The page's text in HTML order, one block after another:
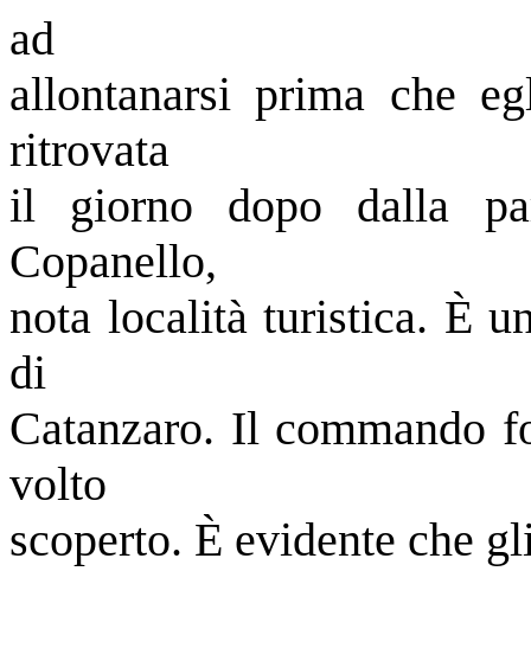
ad
allontanarsi prima che
ritrovata
il giorno dopo dalla
Copanello,
nota località turistica. È
di
Catanzaro. Il commando
volto
scoperto. È evidente che